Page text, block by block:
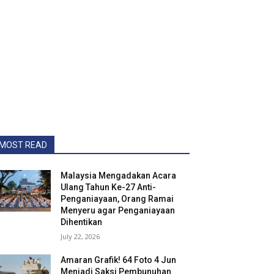
READ
Malaysia Mengadakan Acara
Ulang Tahun Ke-27 Anti-
Penganiayaan, Orang Ramai
Menyeru agar Penganiayaan
Dihentikan
July 22, 2026
Amaran Grafik! 64 Foto 4 Jun
Menjadi Saksi Pembunuhan